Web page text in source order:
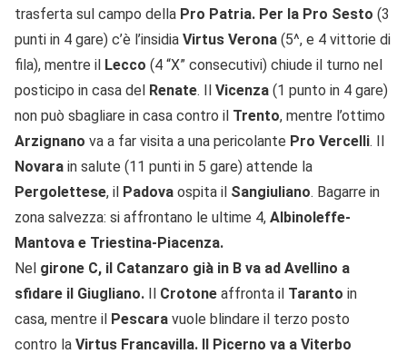
trasferta sul campo della Pro Patria. Per la Pro Sesto (3
punti in 4 gare) c’è l’insidia Virtus Verona (5^, e 4 vittorie di
fila), mentre il Lecco (4 “X” consecutivi) chiude il turno nel
posticipo in casa del Renate. Il Vicenza (1 punto in 4 gare)
non può sbagliare in casa contro il Trento, mentre l’ottimo
Arzignano va a far visita a una pericolante Pro Vercelli. Il
Novara in salute (11 punti in 5 gare) attende la
Pergolettese, il Padova ospita il Sangiuliano. Bagarre in
zona salvezza: si affrontano le ultime 4, Albinoleffe-
Mantova e Triestina-Piacenza.
Nel girone C, il Catanzaro già in B va ad Avellino a
sfidare il Giugliano. Il Crotone affronta il Taranto in
casa, mentre il Pescara vuole blindare il terzo posto
contro la Virtus Francavilla. Il Picerno va a Viterbo